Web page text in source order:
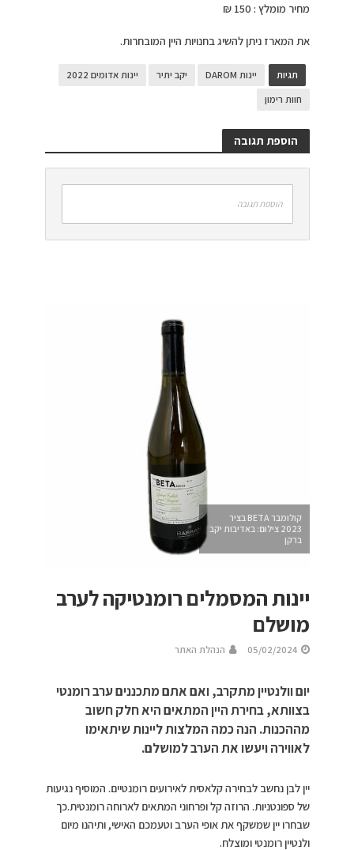
מחיר מומלץ : 150 ₪
את המארז ניתן להשיג בחנויות היין המובחרות.
תגיות יינות DAROM יקב יתיר
יינות אדומים 2022
חוות רימון
הוספת תגובה
הוספת תגובה
קולומבר BETA בציר
2023 צילום: באדיבות יקב
ברקן
יינות המסמלים רומנטיקה לערב
מושלם
05/02/2024 הנהלת האתר
יום וולנטיין מתקרב, ואם אתם מתכננים ערב רומנטי
בצוותא, בחירת היין המתאים היא חלק חשוב
מההכנות. הנה כמה המלצות ליינות שיתאימו
לאווירה ויעשו את הערב למושלם.
יין לבן נחשב לבחירה קלאסית לאירועים רומנטיים. המוסיף נגיעות
של ספונטניות. הרוזה קל ופרחוני המתאים לארוחה רומנטית.כך
שבחרו יין שמשקף את אופי הערב וטעמכם האישי, ותיהנו מיום
ולנטיין רומנטי ומוצלח.